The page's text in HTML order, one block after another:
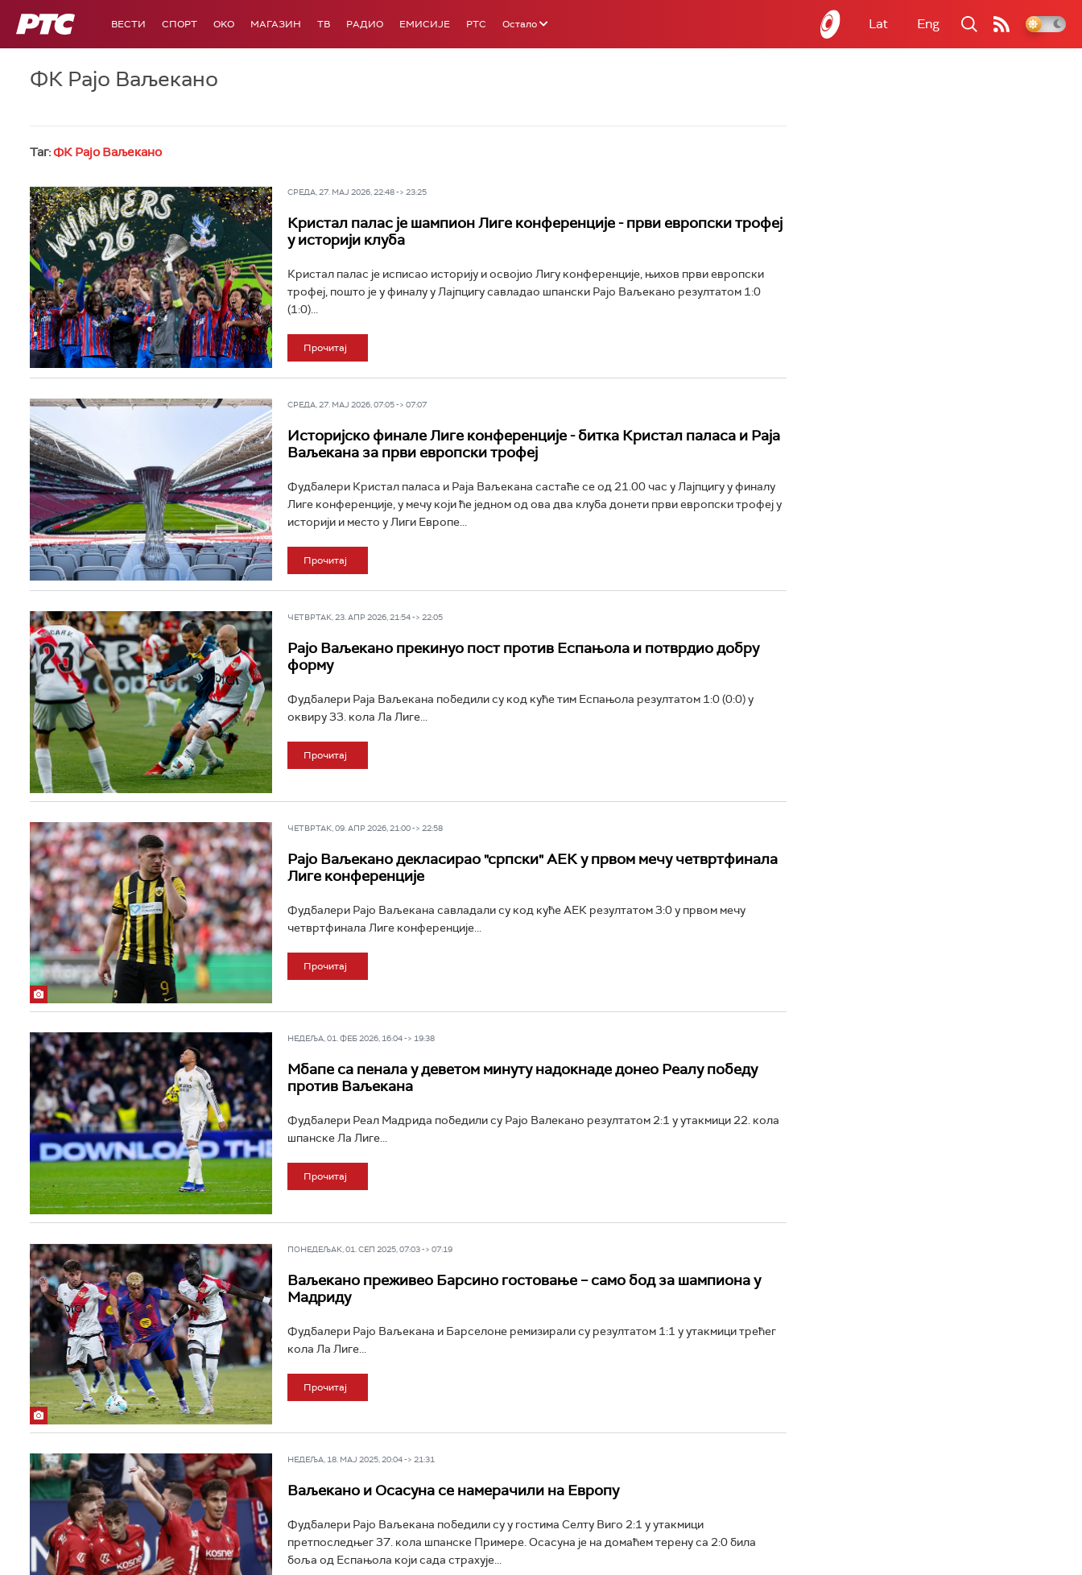
РТС ВЕСТИ СПОРТ OKO МАГАЗИН ТВ РАДИО ЕМИСИЈЕ РТС Остало Lat Eng
ФК Рајо Ваљекано
Таг:ФК Рајо Ваљекано
СРЕДА, 27. МАЈ 2026, 22:48 -> 23:25
Кристал палас је шампион Лиге конференције - први европски трофеј
у историји клуба
Кристал палас је исписао историју и освојио Лигу конференције, њихов први европски
трофеј, пошто је у финалу у Лајпцигу савладао шпански Рајо Ваљеканo резултатом 1:0
(1:0)...
Прочитај
СРЕДА, 27. МАЈ 2026, 07:05 -> 07:07
Историјско финале Лиге конференције - битка Кристал паласа и Раја
Ваљекана за први европски трофеј
Фудбалери Кристал паласа и Раја Ваљекана састаће се од 21.00 час у Лајпцигу у финалу
Лиге конференције, у мечу који ће једном од ова два клуба донети први европски трофеј у
историји и место у Лиги Европе...
Прочитај
ЧЕТВРТАК, 23. АПР 2026, 21:54 -> 22:05
Рајо Ваљекано прекинуо пост против Еспањола и потврдио добру
форму
Фудбалери Раја Ваљекана победили су код куће тим Еспањола резултатом 1:0 (0:0) у
оквиру 33. кола Ла Лиге...
Прочитај
ЧЕТВРТАК, 09. АПР 2026, 21:00 -> 22:58
Рајо Ваљекано декласирао "српски" АЕК у првом мечу четвртфинала
Лиге конференције
Фудбалери Рајо Ваљекана савладали су код куће АЕК резултатом 3:0 у првом мечу
четвртфинала Лиге конференције...
Прочитај
НЕДЕЉА, 01. ФЕБ 2026, 16:04 -> 19:38
Мбапе са пенала у деветом минуту надокнаде донео Реалу победу
против Ваљекана
Фудбалери Реал Мадрида победили су Рајо Валекано резултатом 2:1 у утакмици 22. кола
шпанске Ла Лиге...
Прочитај
ПОНЕДЕЉАК, 01. СЕП 2025, 07:03 -> 07:19
Ваљекано преживео Барсино гостовање – само бод за шампиона у
Мадриду
Фудбалери Рајо Ваљекана и Барселоне ремизирали су резултатом 1:1 у утакмици трећег
кола Ла Лиге...
Прочитај
НЕДЕЉА, 18. МАЈ 2025, 20:04 -> 21:31
Ваљекано и Осасуна се намерачили на Европу
Фудбалери Рајо Ваљекана победили су у гостима Селту Виго 2:1 у утакмици
претпоследњег 37. кола шпанске Примере. Осасуна је на домаћем терену са 2:0 била
боља од Еспањола који сада страхује...